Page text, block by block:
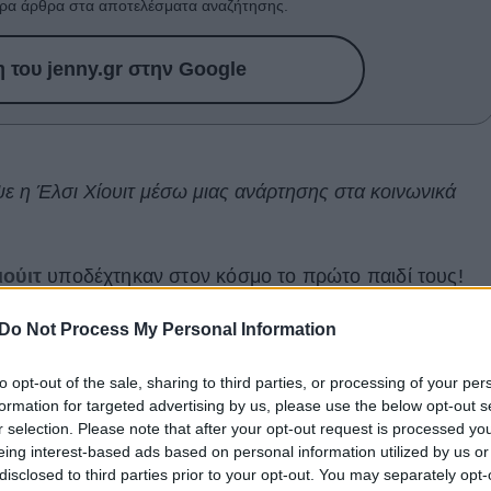
Do Not Process My Personal Information
opt-out of the sale, sharing to third parties, or processing of your
for targeted advertising by us, please use the below opt-out
selection. Please note that after your opt-out request is processed
interest-based ads based on personal information utilized by us
to third parties prior to your opt-out. You may separately
άρθρα στα αποτελέσματα αναζήτησης.
του jenny.gr στην Google
Έλσι Χίουιτ μέσω μιας ανάρτησης στα κοινωνικά
υποδέχτηκαν στον κόσμο το πρώτο παιδί τους!
δημοσιεύοντας στον προσωπικό λογαριασμό
τις πρώτες ημέρες της κοινής ζωής τους. Το
ωστόσο έκανε την αποκάλυψη στις 19,
από τους ακολούθους της.
κόσμο στις 12/12/2025. Το καλύτερό μου
από αγάπη, ευγνωμοσύνη και απίστευτη χαρά»,